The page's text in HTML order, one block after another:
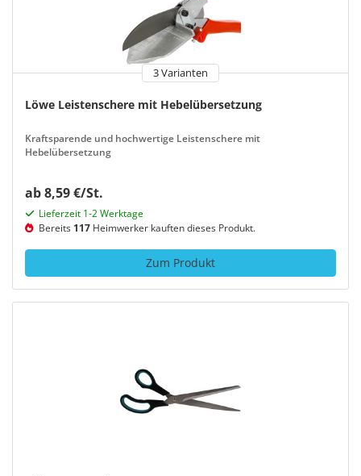
3 Varianten
Löwe Leistenschere mit Hebelübersetzung
Kraftsparende und hochwertige Leistenschere mit
Hebelübersetzung
ab 8,59 €/St.
Lieferzeit 1-2 Werktage
Bereits 117 Heimwerker kauften dieses Produkt.
Zum Produkt